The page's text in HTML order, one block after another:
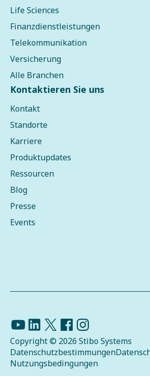
Life Sciences
Finanzdienstleistungen
Telekommunikation
Versicherung
Alle Branchen
Kontaktieren Sie uns
Kontakt
Standorte
Karriere
Produktupdates
Ressourcen
Blog
Presse
Events
Copyright © 2026 Stibo Systems
Datenschutzbestimmungen
Nutzungsbedingungen